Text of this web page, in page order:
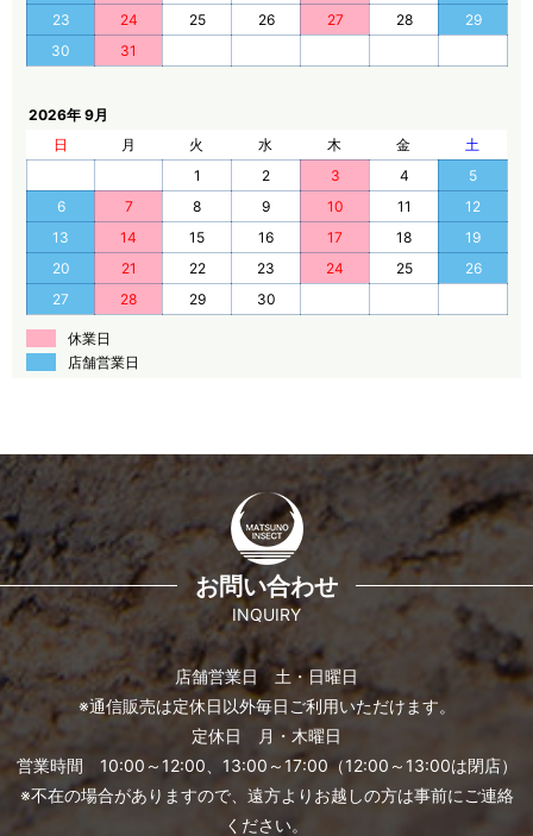
23
24 25 26 27 28
29
30
31
2026年 9月
日
月 火 水 木 金
土
1
2 3 4
5
6
7 8 9 10 11
12
13
14 15 16 17 18
19
20
21 22 23 24 25
26
27
28 29 30
休業日
店舗営業日
お問い合わせ
INQUIRY
店舗営業日 土・日曜日
※通信販売は定休日以外毎日ご利用いただけます。
定休日 月・木曜日
営業時間 10:00～12:00、13:00～17:00（12:00～13:00は閉店）
※不在の場合がありますので、遠方よりお越しの方は事前にご連絡
ください。